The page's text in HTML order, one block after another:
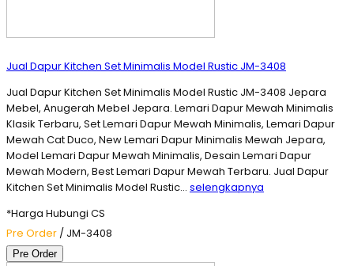
Jual Dapur Kitchen Set Minimalis Model Rustic JM-3408
Jual Dapur Kitchen Set Minimalis Model Rustic JM-3408 Jepara
Mebel, Anugerah Mebel Jepara. Lemari Dapur Mewah Minimalis
Klasik Terbaru, Set Lemari Dapur Mewah Minimalis, Lemari Dapur
Mewah Cat Duco, New Lemari Dapur Minimalis Mewah Jepara,
Model Lemari Dapur Mewah Minimalis, Desain Lemari Dapur
Mewah Modern, Best Lemari Dapur Mewah Terbaru. Jual Dapur
Kitchen Set Minimalis Model Rustic… selengkapnya
*Harga Hubungi CS
Pre Order / JM-3408
Pre Order